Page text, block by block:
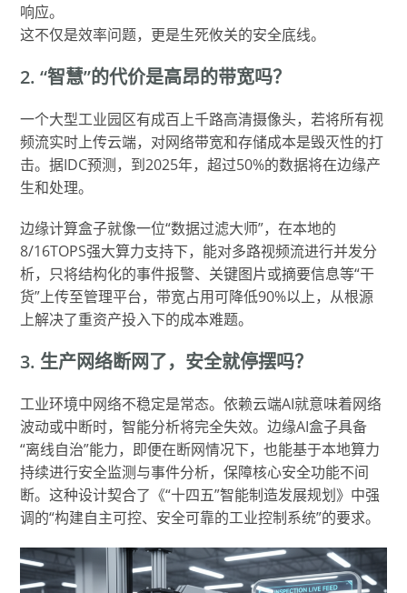
响应。
这不仅是效率问题，更是生死攸关的安全底线。
2. “智慧”的代价是高昂的带宽吗？
一个大型工业园区有成百上千路高清摄像头，若将所有视
频流实时上传云端，对网络带宽和存储成本是毁灭性的打
击。据IDC预测，到2025年，超过50%的数据将在边缘产
生和处理。
边缘计算盒子就像一位“数据过滤大师”，在本地的
8/16TOPS强大算力支持下，能对多路视频流进行并发分
析，只将结构化的事件报警、关键图片或摘要信息等“干
货”上传至管理平台，带宽占用可降低90%以上，从根源
上解决了重资产投入下的成本难题。
3. 生产网络断网了，安全就停摆吗？
工业环境中网络不稳定是常态。依赖云端AI就意味着网络
波动或中断时，智能分析将完全失效。边缘AI盒子具备
“离线自治”能力，即便在断网情况下，也能基于本地算力
持续进行安全监测与事件分析，保障核心安全功能不间
断。这种设计契合了《“十四五”智能制造发展规划》中强
调的“构建自主可控、安全可靠的工业控制系统”的要求。